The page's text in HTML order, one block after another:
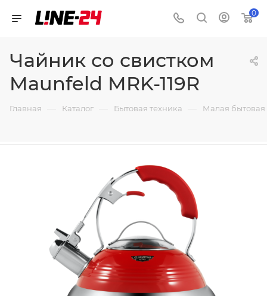
0
Чайник со свистком
Maunfeld MRK-119R
Главная — Каталог — Бытовая техника — Малая бытовая